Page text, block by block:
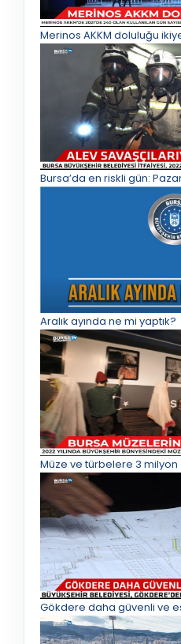
Merinos AKKM doluluğu
Bursa’da en riskli gün:
Aralık ayında ne mi yaptık?
Müze ve türbelere 3 milyon
Gökdere daha güvenli ve